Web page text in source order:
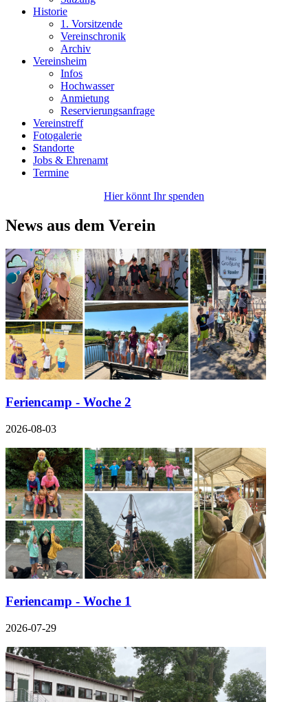
Historie
1. Vorsitzende
Vereinschronik
Archiv
Vereinsheim
Infos
Hochwasser
Anmietung
Reservierungsanfrage
Vereinstreff
Fotogalerie
Standorte
Jobs & Ehrenamt
Termine
Hier könnt Ihr spenden
News aus dem Verein
Feriencamp - Woche 2
2026-08-03
Feriencamp - Woche 1
2026-07-29